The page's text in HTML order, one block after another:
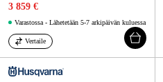
3 859 €
Varastossa - Lähetetään 5-7 arkipäivän kuluessa
Vertaile